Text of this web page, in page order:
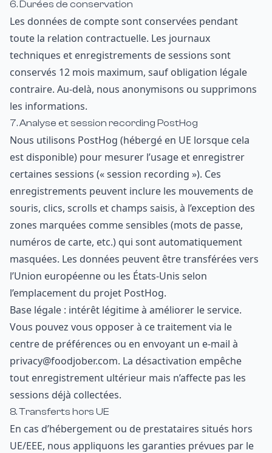
6. Durées de conservation
Les données de compte sont conservées pendant
toute la relation contractuelle. Les journaux
techniques et enregistrements de sessions sont
conservés 12 mois maximum, sauf obligation légale
contraire. Au-delà, nous anonymisons ou supprimons
les informations.
7. Analyse et session recording PostHog
Nous utilisons PostHog (hébergé en UE lorsque cela
est disponible) pour mesurer l’usage et enregistrer
certaines sessions (« session recording »). Ces
enregistrements peuvent inclure les mouvements de
souris, clics, scrolls et champs saisis, à l’exception des
zones marquées comme sensibles (mots de passe,
numéros de carte, etc.) qui sont automatiquement
masquées. Les données peuvent être transférées vers
l’Union européenne ou les États-Unis selon
l’emplacement du projet PostHog.
Base légale : intérêt légitime à améliorer le service.
Vous pouvez vous opposer à ce traitement via le
centre de préférences ou en envoyant un e-mail à
privacy@foodjober.com. La désactivation empêche
tout enregistrement ultérieur mais n’affecte pas les
sessions déjà collectées.
8. Transferts hors UE
En cas d’hébergement ou de prestataires situés hors
UE/EEE, nous appliquons les garanties prévues par le